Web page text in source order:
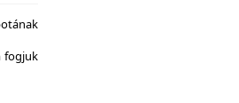
fogjuk